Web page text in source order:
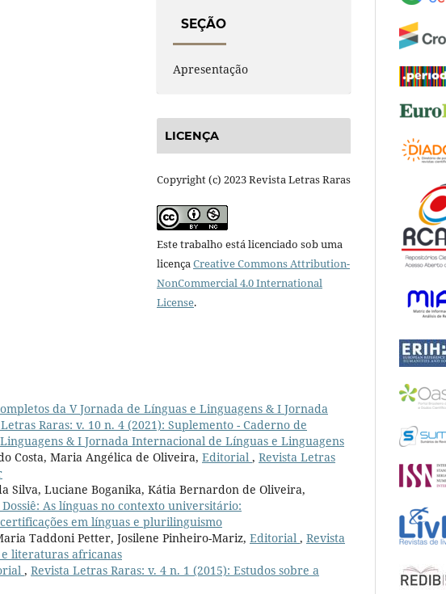
SEÇÃO
Apresentação
LICENÇA
Copyright (c) 2023 Revista Letras Raras
Este trabalho está licenciado sob uma
licençaCreative Commons Attribution-
NonCommercial 4.0 International
License.
da V Jornada de Línguas e Linguagens & I Jornada
Raras: v. 10 n. 4 (2021): Suplemento - Caderno de
& I Jornada Internacional de Línguas e Linguagens
Costa, Maria Angélica de Oliveira, Editorial , Revista Letras
Silva, Luciane Boganika, Kátia Bernardon de Oliveira,
As línguas no contexto universitário:
em línguas e plurilinguismo
Taddoni Petter, Josilene Pinheiro-Mariz, Editorial , Revista
e literaturas africanas
, Revista Letras Raras: v. 4 n. 1 (2015): Estudos sobre a